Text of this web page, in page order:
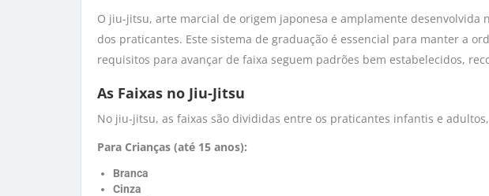
O jiu-jitsu, arte marcial de origem japonesa e amplamente
dos praticantes. Este sistema de graduação é essencial para manter a
requisitos para avançar de faixa seguem padrões bem estabelecidos,
As Faixas no Jiu-Jitsu
No jiu-jitsu, as faixas são divididas entre os praticantes infantis e
Para Crianças (até 15 anos):
Branca
Cinza